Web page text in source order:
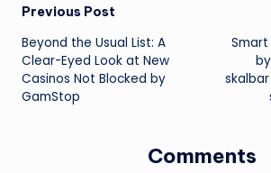
Post
navigation
Previous Post
Beyond the Usual List: A
Clear-Eyed Look at New
Casinos Not Blocked by
GamStop
Comments